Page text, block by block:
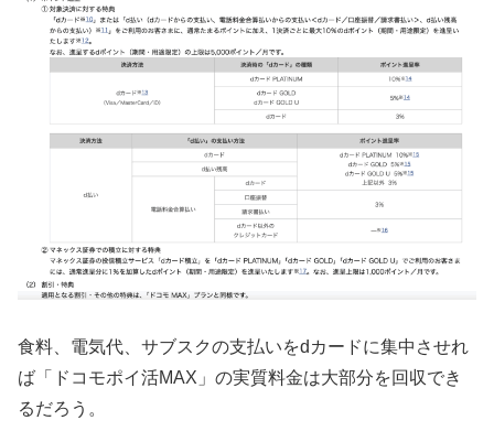
食料、電気代、サブスクの支払いをdカードに集中させれ
ば「ドコモポイ活MAX」の実質料金は大部分を回収でき
るだろう。